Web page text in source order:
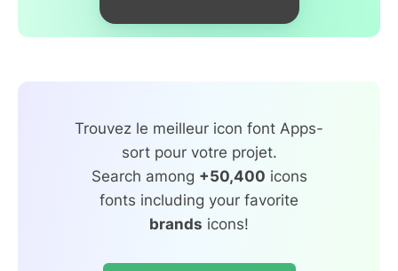
Trouvez le meilleur icon font Apps-
sort pour votre projet.
Search among +50,400 icons
fonts including your favorite
brands icons!